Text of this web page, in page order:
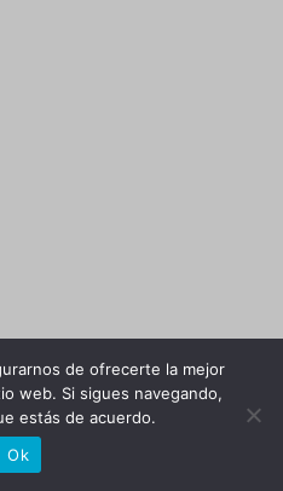
de ofrecerte la mejor
web. Si sigues navegando,
estás de acuerdo.
Ok